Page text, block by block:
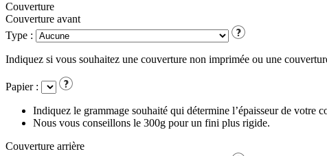
Couverture
Couverture avant
Type :
Indiquez si vous souhaitez une couverture non imprimée ou une
Papier :
Indiquez le grammage souhaité qui détermine l’épaisseur de votre
Nous vous conseillons le 300g pour un fini plus rigide.
Couverture arrière